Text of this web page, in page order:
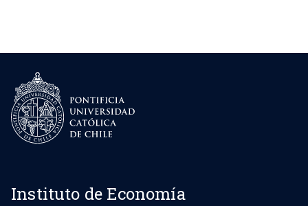
Instituto de Economía